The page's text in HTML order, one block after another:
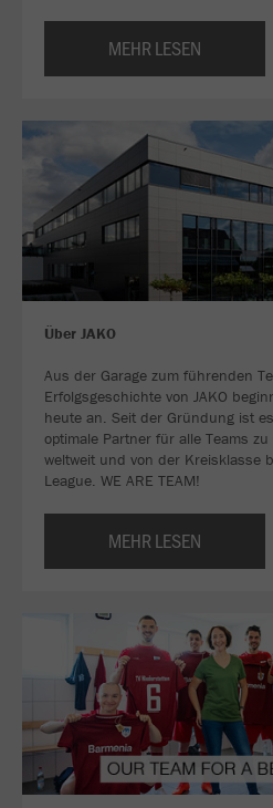
MEHR LESEN
Über JAKO
Aus der Garage zum führenden
Erfolgsgeschichte von JAKO
heute an. Seit der Gründung ist
optimale Partner für alle Teams
weltweit und von der Kreisklasse
League. WE ARE TEAM!
MEHR LESEN